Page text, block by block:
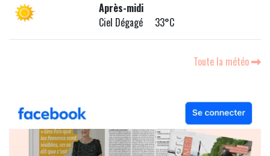
Après-midi
Ciel Dégagé 33°C
Toute la météo